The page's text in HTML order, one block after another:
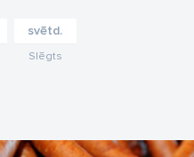
svētd.
Slēgts